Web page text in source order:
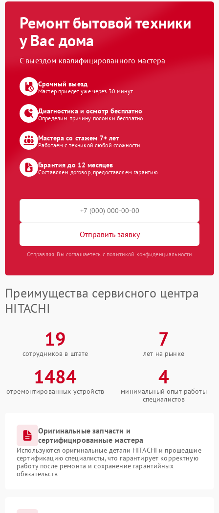
Ремонт бытовой техники
у Вас дома
С выездом квалифицированного мастера
Срочный выезд
Мастер приедет уже через 30 минут
Диагностика и осмотр бесплатно
Определим причину поломки бесплатно
Мастера со стажем 7+ лет
Работаем с техникой любой сложности
Гарантия до 12 месяцев
Составляем договор, предоставляем гарантию
Отправить заявку
Отправляя, Вы соглашаетесь с политикой конфиденциальности
Преимущества сервисного центра
HITACHI
19
сотрудников в штате
7
лет на рынке
1484
отремонтированных устройств
4
минимальный опыт работы
специалистов
Оригинальные запчасти и
сертифицированные мастера
Используются оригинальные детали HITACHI и прошедшие
сертификацию специалисты, что гарантирует корректную
работу после ремонта и сохранение гарантийных
обязательств